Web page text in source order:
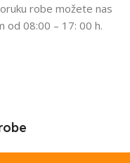
robe možete nas
od 08:00 – 17: 00 h.